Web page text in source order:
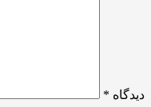
دیدگاه *